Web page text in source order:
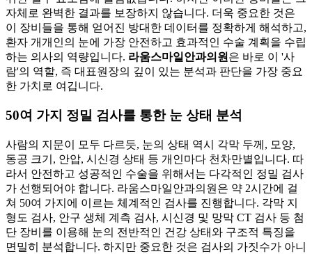
자체로 완벽한 결과를 보장하지 않습니다. 더욱 중요한 것은
이 장비들을 통해 얻어진 방대한 데이터를 정확하게 해석하고,
환자 개개인의 눈에 가장 안전하고 효과적인 수술 계획을 수립
하는 의사의 역량입니다. 라움스마일안과의원 은 바로 이 '사
람'의 역할, 즉 대표원장의 깊이 있는 분석과 판단을 가장 중요
한 가치로 여깁니다.
50여 가지 정밀 검사를 통한 눈 상태 분석
사람의 지문이 모두 다르듯, 눈의 상태 역시 각막 두께, 모양,
동공 크기, 안압, 시신경 상태 등 개인마다 천차만별입니다. 따
라서 안전하고 성공적인 수술을 위해서는 다각적인 정밀 검사
가 선행되어야 합니다. 라움스마일안과의원은 약 2시간에 걸
쳐 50여 가지에 이르는 체계적인 검사를 진행합니다. 각막 지
형도 검사, 안구 생체 계측 검사, 시신경 및 망막 CT 검사 등 첨
단 장비를 이용해 눈의 전반적인 건강 상태와 구조적 특징을
면밀히 분석합니다. 하지만 중요한 것은 검사의 가짓수가 아니